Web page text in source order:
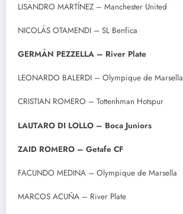
LISANDRO MARTÍNEZ – Manchester United
NICOLÁS OTAMENDI – SL Benfica
GERMÁN PEZZELLA – River Plate
LEONARDO BALERDI – Olympique de Marsella
CRISTIAN ROMERO – Tottenhman Hotspur
LAUTARO DI LOLLO – Boca Juniors
ZAID ROMERO – Getafe CF
FACUNDO MEDINA – Olympique de Marsella
MARCOS ACUÑA – River Plate